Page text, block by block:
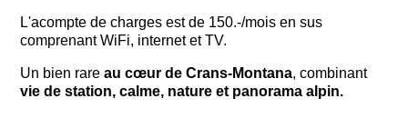
L'acompte de charges est de 150.-/mois en sus
comprenant WiFi, internet et TV.
Un bien rareau cœur de Crans-Montana, combinant
vie de station, calme, nature et panorama alpin.